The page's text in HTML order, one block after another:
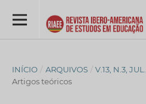
INÍCIO / ARQUIVOS / V.13, N.3,
Artigos teóricos